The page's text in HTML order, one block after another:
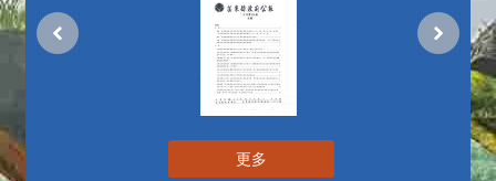
更多